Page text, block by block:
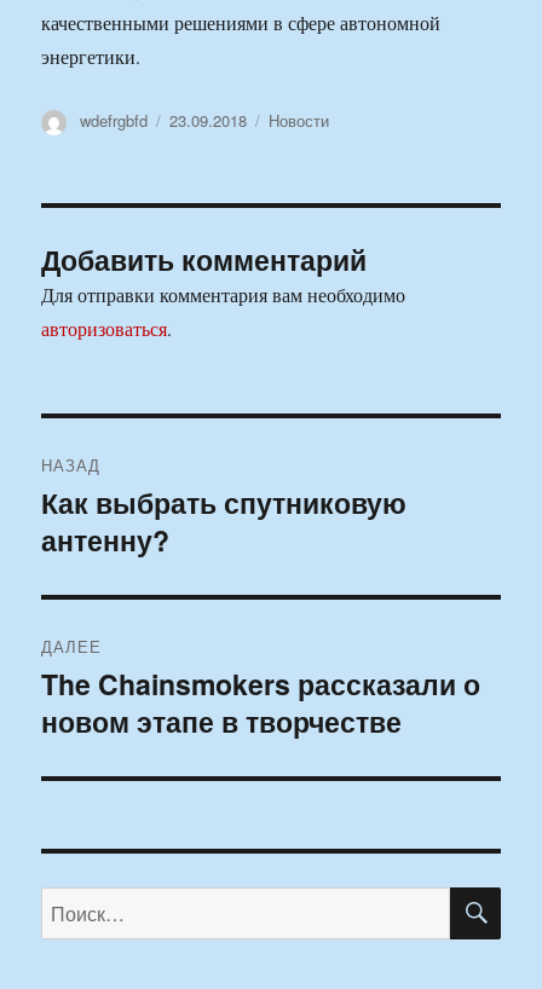
качественными решениями в сфере автономной
энергетики.
Автор
wdefrgbfd Опубликовано
23.09.2018 Рубрики
Новости
Добавить комментарий
Для отправки комментария вам необходимо
авторизоваться.
по
записям
НАЗАД
Предыдущая
запись:
Как выбрать спутниковую
антенну?
ДАЛЕЕ
Следующая
запись:
The Chainsmokers рассказали о
новом этапе в творчестве
Искать: